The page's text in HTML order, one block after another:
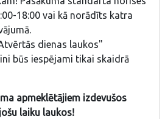
18:00 vai kā norādīts katra
dienas laukos"
būs iespējami tikai skaidrā
apmeklētājiem izdevušos
laiku laukos!